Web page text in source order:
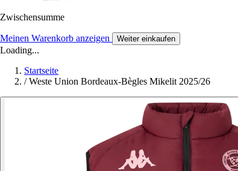
Zwischensumme
Meinen Warenkorb anzeigen Weiter einkaufen
Loading...
Startseite
/ Weste Union Bordeaux-Bègles Mikelit 2025/26